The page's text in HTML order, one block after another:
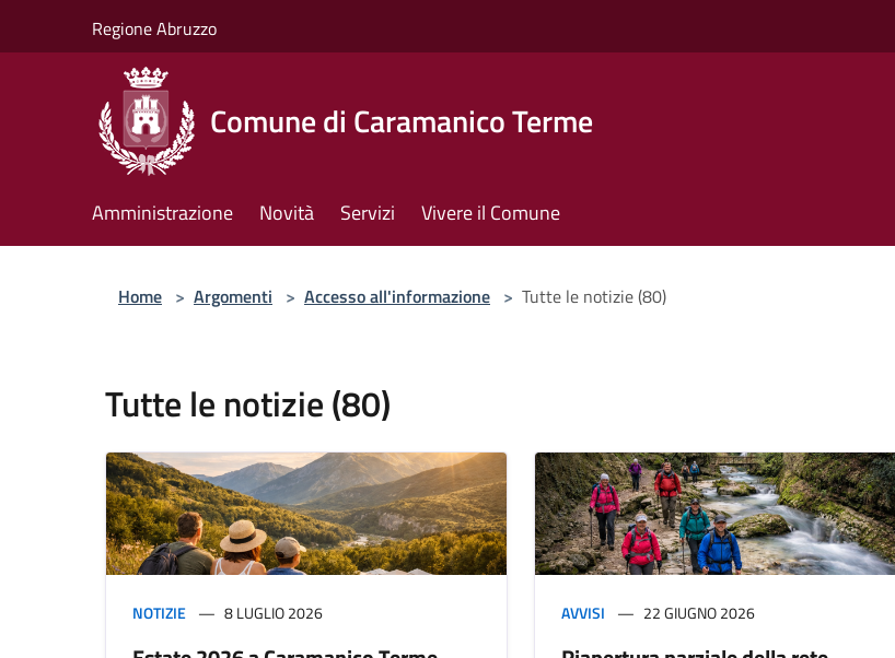
Regione Abruzzo
Comune di Caramanico Terme
Amministrazione Novità Servizi Vivere il Comune
Home > Argomenti > Accesso all'informazione > Tutte le notizie (80)
Tutte le notizie (80)
NOTIZIE 8 LUGLIO 2026 AVVISI 22 GIUGNO 2026